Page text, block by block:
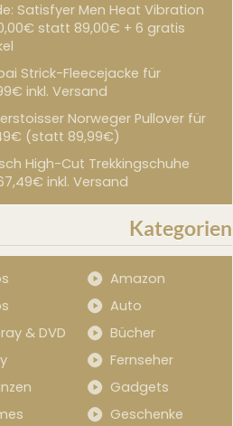
Satisfyer Men Heat Vibration
statt 89,00€ + 6 gratis
Strick-Fleecejacke für
inkl. Versand
Norweger Pullover für
(statt 89,99€)
High-Cut Trekkingschuhe
inkl. Versand
Kategorien
Amazon
Auto
& DVD
Bücher
Fernseher
Gadgets
Geschenke